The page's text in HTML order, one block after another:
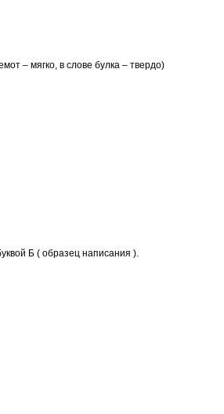
– мягко, в слове булка – твердо)
Б ( образец написания ).